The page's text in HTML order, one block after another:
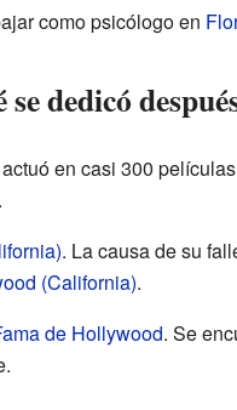
como psicólogo en
dedicó
en casi 300
. La causa de su
(California).
de Hollywood. Se